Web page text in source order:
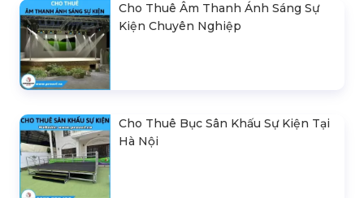
Cho Thuê Âm Thanh Ánh Sáng Sự
Kiện Chuyên Nghiệp
Cho Thuê Bục Sân Khấu Sự Kiện Tại
Hà Nội